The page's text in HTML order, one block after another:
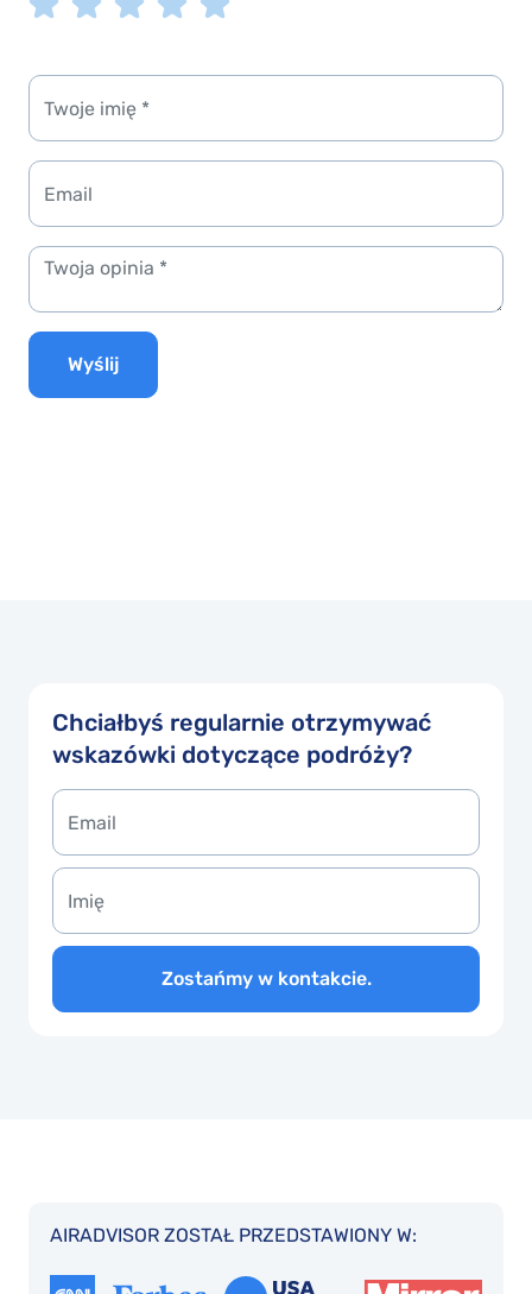
Wyślij
Chciałbyś regularnie otrzymywać
wskazówki dotyczące podróży?
Zostańmy w kontakcie.
AIRADVISOR ZOSTAŁ PRZEDSTAWIONY W: